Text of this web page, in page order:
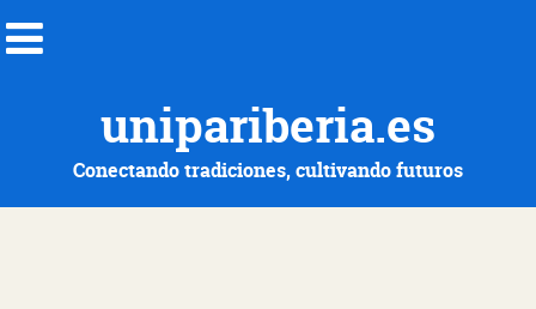
unipariberia.es
Conectando tradiciones, cultivando futuros